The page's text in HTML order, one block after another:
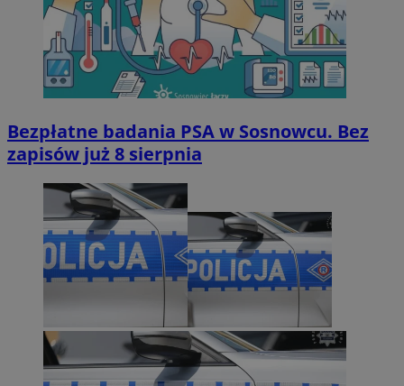
Bezpłatne badania PSA w Sosnowcu. Bez
zapisów już 8 sierpnia